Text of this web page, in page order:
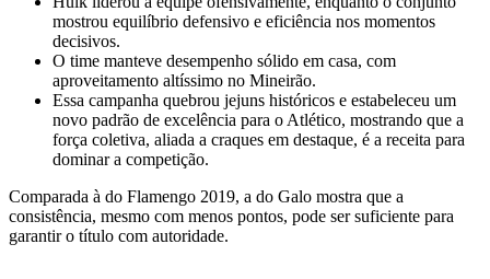
mostrou equilíbrio defensivo e eficiência nos momentos
decisivos.
O time manteve desempenho sólido em casa, com
aproveitamento altíssimo no Mineirão.
Essa campanha quebrou jejuns históricos e estabeleceu um
novo padrão de excelência para o Atlético, mostrando que a
força coletiva, aliada a craques em destaque, é a receita para
dominar a competição.
Comparada à do Flamengo 2019, a do Galo mostra que a
consistência, mesmo com menos pontos, pode ser suficiente para
garantir o título com autoridade.